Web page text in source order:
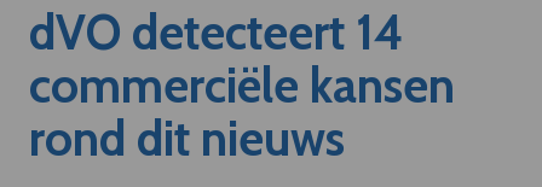
dVO detecteert 14
commerciële kansen
rond dit nieuws